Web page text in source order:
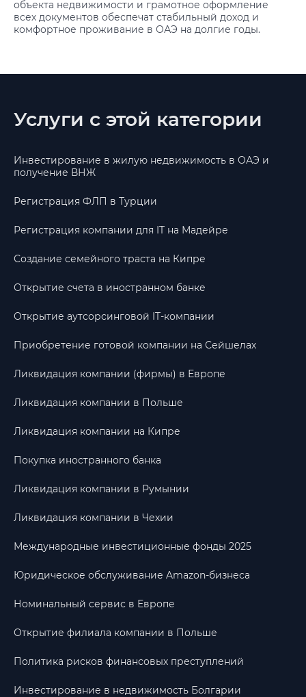
объекта недвижимости и грамотное оформление
всех документов обеспечат стабильный доход и
комфортное проживание в ОАЭ на долгие годы.
Услуги с этой категории
Инвестирование в жилую недвижимость в ОАЭ и
получение ВНЖ
Регистрация ФЛП в Турции
Регистрация компании для IT на Мадейре
Создание семейного траста на Кипре
Открытие счета в иностранном банке
Открытие аутсорсинговой IT-компании
Приобретение готовой компании на Сейшелах
Ликвидация компании (фирмы) в Европе
Ликвидация компании в Польше
Ликвидация компании на Кипре
Покупка иностранного банка
Ликвидация компании в Румынии
Ликвидация компании в Чехии
Международные инвестиционные фонды 2025
Юридическое обслуживание Amazon-бизнеса
Номинальный сервис в Европе
Открытие филиала компании в Польше
Политика рисков финансовых преступлений
Инвестирование в недвижимость Болгарии